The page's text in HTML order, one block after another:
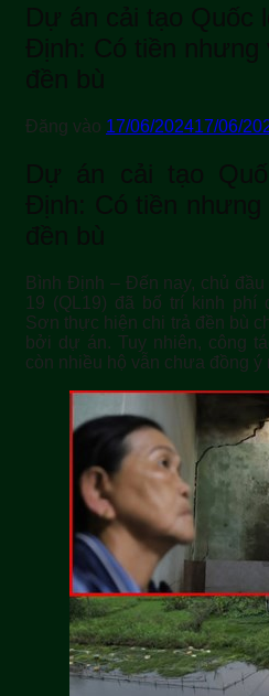
Dự án cải tạo Quốc
Định: Có tiền nhưng
đền bù
Đăng vào 17/06/202417/06/
Dự án cải tạo
Định: Có tiền nhưng
đền bù
Bình Định – Đến nay, chủ
19 (QL19) đã bố trí kinh phí
Sơn thực hiện chi trả đền bù
bởi dự án. Tuy nhiên, công
còn nhiều hộ vẫn chưa đồng ý